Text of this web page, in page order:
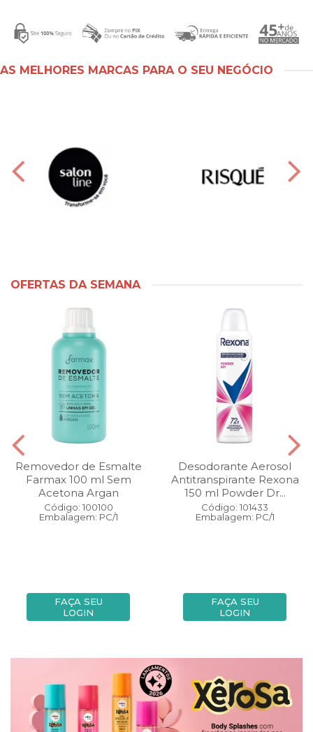
AS MELHORES MARCAS PARA O SEU NEGÓCIO
OFERTAS DA SEMANA
Removedor de Esmalte
Farmax 100 ml Sem
Acetona Argan
Código: 100100
Embalagem: PC/1
FAÇA SEU
LOGIN
Desodorante Aerosol
Antitranspirante Rexona
150 ml Powder Dr...
Código: 101433
Embalagem: PC/1
FAÇA SEU
LOGIN